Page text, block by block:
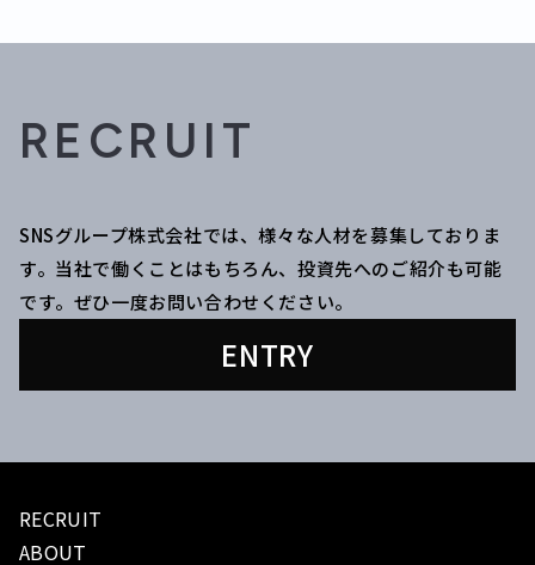
RECRUIT
SNSグループ株式会社では、様々な人材を募集しておりま
す。当社で働くことはもちろん、投資先へのご紹介も可能
です。ぜひ一度お問い合わせください。
ENTRY
RECRUIT
ABOUT